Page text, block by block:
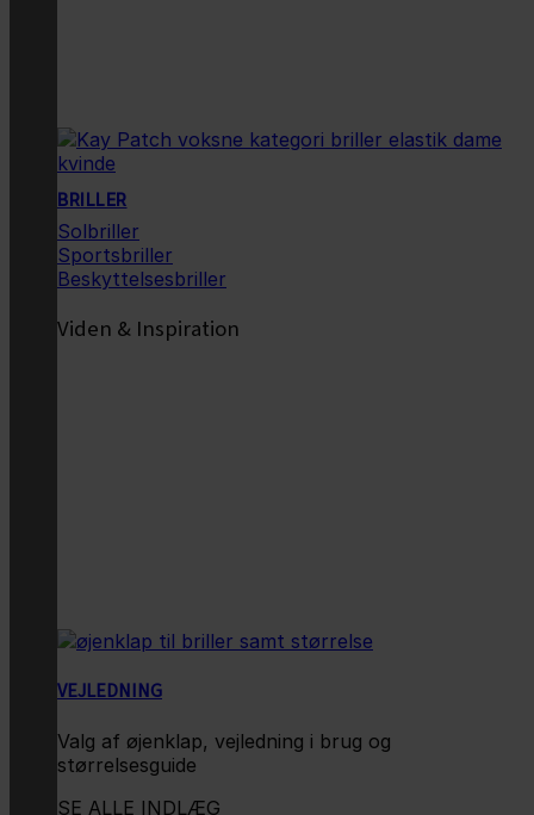
BRILLER
Solbriller
Sportsbriller
Beskyttelsesbriller
Viden & Inspiration
VEJLEDNING
Valg af øjenklap, vejledning i brug og
størrelsesguide
SE ALLE INDLÆG